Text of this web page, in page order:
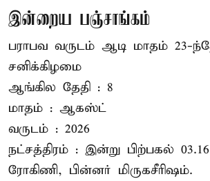
இன்றைய பஞ்சாங்கம்
பராபவ வருடம் ஆடி மாதம் 23-
சனிக்கிழமை
ஆங்கில தேதி : 8
மாதம் : ஆகஸ்ட்
வருடம் : 2026
நட்சத்திரம் : இன்று பிற்பகல்
ரோகிணி, பின்னர் மிருகசீரிஷம்.